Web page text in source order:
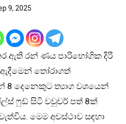
9, 2025
ඇති රන් ණය පාරිභෝගික දිරි
තෝරාගත්
8 දෙනෙකුට ත්‍යාග වශයෙන්
ෆුඩ් සිටි වවුචර් පත් 8ක්
මෙම අවස්ථාව සඳහා